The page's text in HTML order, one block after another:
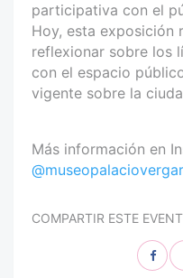
participativa con el
Hoy, esta exposición
reflexionar sobre los
con el espacio
vigente sobre la
Más información en
COMPARTIR ESTE